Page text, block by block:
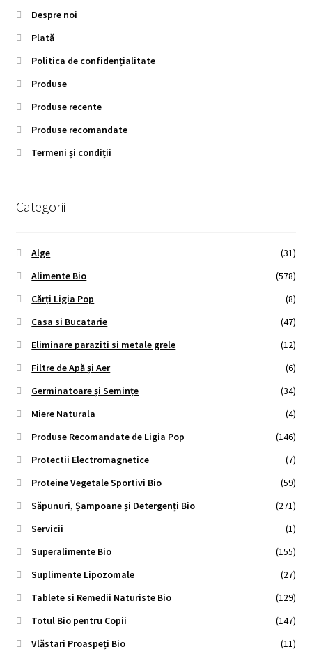
Despre noi
Plată
Politica de confidențialitate
Produse
Produse recente
Produse recomandate
Termeni și condiții
Categorii
Alge
(31)
Alimente Bio
(578)
Cărți Ligia Pop
(8)
Casa si Bucatarie
(47)
Eliminare paraziti si metale grele
(12)
Filtre de Apă și Aer
(6)
Germinatoare și Semințe
(34)
Miere Naturala
(4)
Produse Recomandate de Ligia Pop
(146)
Protectii Electromagnetice
(7)
Proteine Vegetale Sportivi Bio
(59)
Săpunuri, Șampoane și Detergenți Bio
(271)
Servicii
(1)
Superalimente Bio
(155)
Suplimente Lipozomale
(27)
Tablete si Remedii Naturiste Bio
(129)
Totul Bio pentru Copii
(147)
Vlăstari Proaspeți Bio
(11)